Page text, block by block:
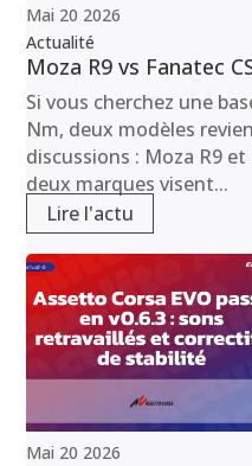
Mai 20 2026
Actualité
Moza R9 vs Fanatec
Si vous cherchez une
Nm, deux modèles
discussions : Moza R9 et
deux marques visent...
Lire l'actu
Mai 20 2026